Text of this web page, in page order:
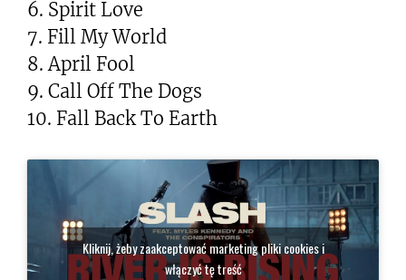
6. Spirit Love
7. Fill My World
8. April Fool
9. Call Off The Dogs
10. Fall Back To Earth
Kliknij, żeby zaakceptować marketing pliki cookies i
włączyć tę treść